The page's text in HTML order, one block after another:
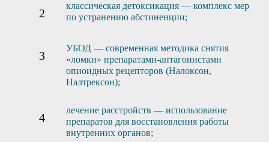
классическая детоксикация — комплекс мер
по устранению абстиненции;
УБОД — современная методика снятия
«ломки» препаратами-антагонистами
опиоидных рецепторов (Налоксон,
Налтрексон);
лечение расстройств — использование
препаратов для восстановления работы
внутренних органов;